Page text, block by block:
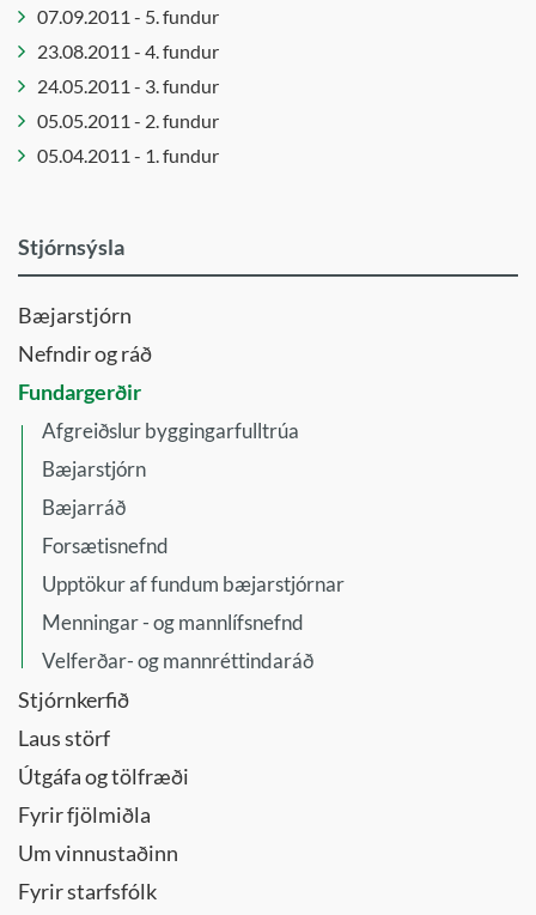
mannréttindaráð
Jafnréttisnefnd
Kjaranefnd
Lista- og
menningarráð
Menningar-
Sérafgreiðslur
byggingarfulltrúa
Sérnefnd
tilflutnings
málefna
fatlaðra
Skipulagsnefnd
Skipulagsráð
Umhverfis-
og
samgöngunefnd
Umhverfisráð
Upplýsingatæknideild
- kynning
Velferðarráð
Vinabæjanefnd
07.09.2011 - 5. fundur
23.08.2011 - 4. fundur
24.05.2011 - 3. fundur
05.05.2011 - 2. fundur
05.04.2011 - 1. fundur
Stjórnsýsla
Bæjarstjórn
Nefndir og ráð
Fundargerðir
Afgreiðslur byggingarfulltrúa
Bæjarstjórn
Bæjarráð
Forsætisnefnd
Upptökur af fundum bæjarstjórnar
Menningar - og mannlífsnefnd
Velferðar- og mannréttindaráð
Stjórnkerfið
Laus störf
Útgáfa og tölfræði
Fyrir fjölmiðla
Um vinnustaðinn
Fyrir starfsfólk